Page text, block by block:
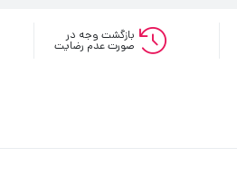
بازگشت وجه در
صورت عدم رضایت